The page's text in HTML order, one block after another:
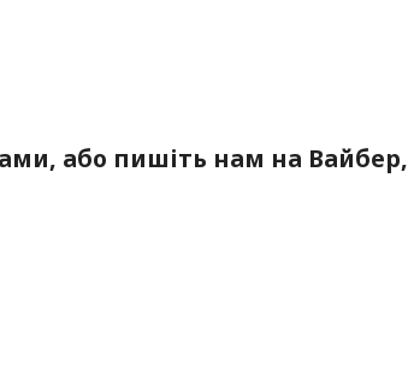
або пишіть нам на Вайбер,